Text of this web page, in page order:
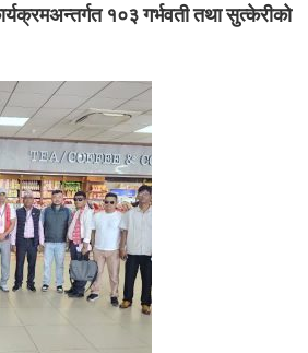
१०३ गर्भवती तथा सुत्केरीको